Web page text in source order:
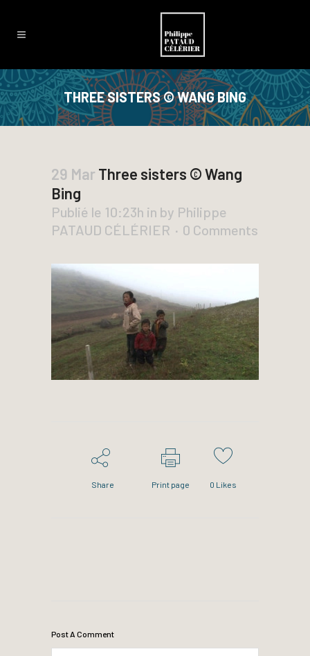
THREE SISTERS © WANG BING
29 Mar Three sisters © Wang
Bing
Publié le 10:23h in by Philippe
PATAUD CÉLÉRIER
0 Comments
Share Print page 0 Likes
Post A Comment